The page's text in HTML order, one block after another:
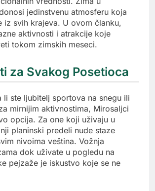
jedinstvenu atmosferu koja
iz svih krajeva. U ovom članku,
aktivnosti i atrakcije koje
tokom zimskih meseci.
za Svakog Posetioca
li ste ljubitelj sportova na snegu ili
mirnijim aktivnostima, Mirosaljci
opcija. Za one koji uživaju u
planinski predeli nude staze
nivoima veština. Vožnja
dok uživate u pogledu na
pejzaže je iskustvo koje se ne